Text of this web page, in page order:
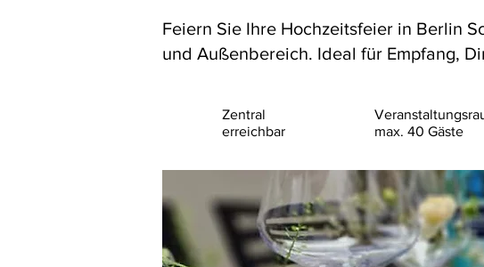
Feiern Sie Ihre Hochzeitsfeier in Berlin
und Außenbereich. Ideal für Empfang,
Zentral
erreichbar
max. 40 Gäste